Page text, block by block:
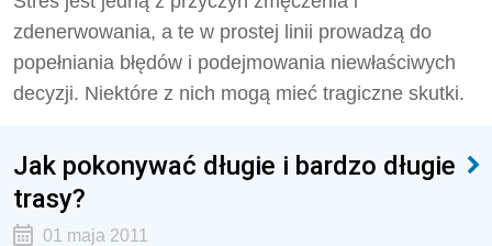
zdenerwowania, a te w prostej linii prowadzą do
popełniania błędów i podejmowania niewłaściwych
decyzji. Niektóre z nich mogą mieć tragiczne skutki.
Jak pokonywać długie i bardzo długie
trasy?
01 maja 2011